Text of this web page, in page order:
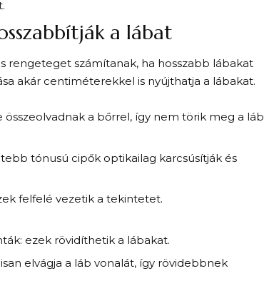
a lábat
rengeteget számítanak, ha hosszabb lábakat
akár centiméterekkel is nyújthatja a lábakat.
a bőrrel, így nem törik meg a láb
tónusú cipők optikailag karcsúsítják és
felfelé vezetik a tekintetet.
ezek rövidíthetik a lábakat.
elvágja a láb vonalát, így rövidebbnek